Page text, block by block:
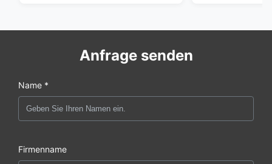
Anfrage senden
Name *
Firmenname